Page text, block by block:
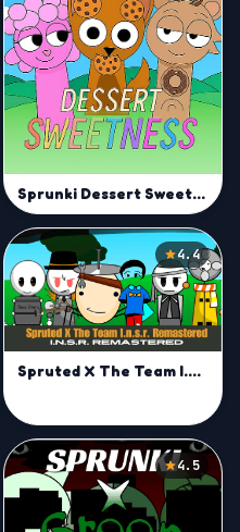
Sprunki Dessert Sweetnessc
4.4
Spruted X The Team I.n.s.r. Remastered
4.5